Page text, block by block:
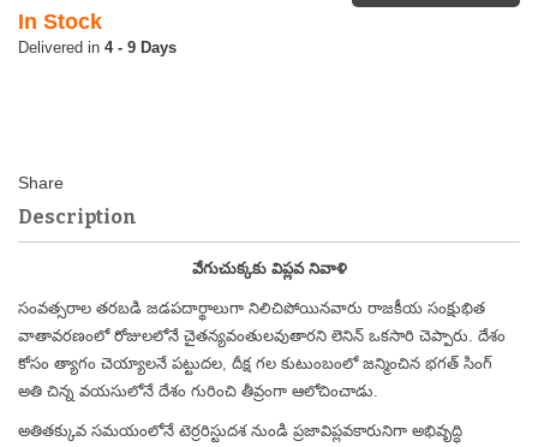
In Stock
4 - 9 Days
Description
వేగుచుక్కకు విప్లవ నివాళి
సంవత్సరాల తరబడి జడపదార్థాలుగా నిలిచిపోయినవారు రాజకీయ సంక్షుభిత
వాతావరణంలో రోజులలోనే చైతన్యవంతులవుతారని లెనిన్ ఒకసారి చెప్పారు. దేశం
కోసం త్యాగం చెయ్యాలనే పట్టుదల, దీక్ష గల కుటుంబంలో జన్మించిన భగత్ సింగ్
అతి చిన్న వయసులోనే దేశం గురించి తీవ్రంగా ఆలోచించాడు.
అతితక్కువ సమయంలోనే టెర్రరిస్టుదశ నుండి ప్రజావిప్లవకారునిగా అభివృద్ధి